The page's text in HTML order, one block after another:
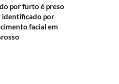
por furto é preso
identificado por
facial em